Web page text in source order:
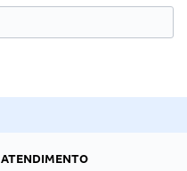
ATENDIMENTO